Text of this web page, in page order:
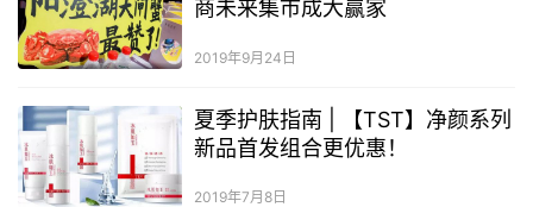
商未来集市成大赢家
2019年9月24日
夏季护肤指南 | 【TST】净颜系列
新品首发组合更优惠！
2019年7月8日